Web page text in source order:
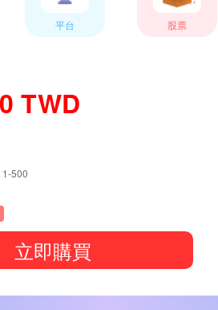
平台 股票
TWD
1-500
立即購買